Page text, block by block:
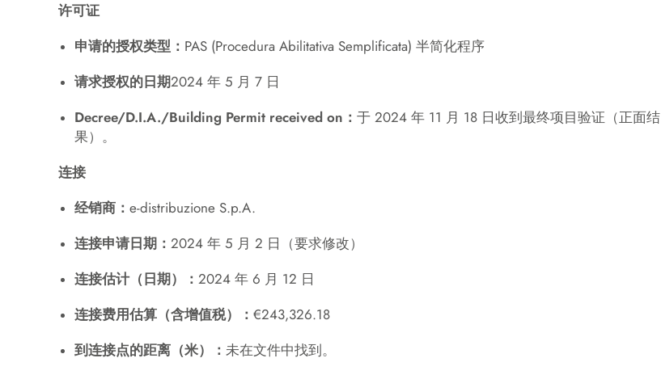
许可证
申请的授权类型： PAS (Procedura Abilitativa Semplificata) 半简化程序
请求授权的日期2024 年 5 月 7 日
Decree/D.I.A./Building Permit received on： 于 2024 年 11 月 18 日收到最终项目验证（正面结
果）。
连接
经销商： e-distribuzione S.p.A.
连接申请日期： 2024 年 5 月 2 日（要求修改）
连接估计（日期）： 2024 年 6 月 12 日
连接费用估算（含增值税）： €243,326.18
到连接点的距离（米）： 未在文件中找到。